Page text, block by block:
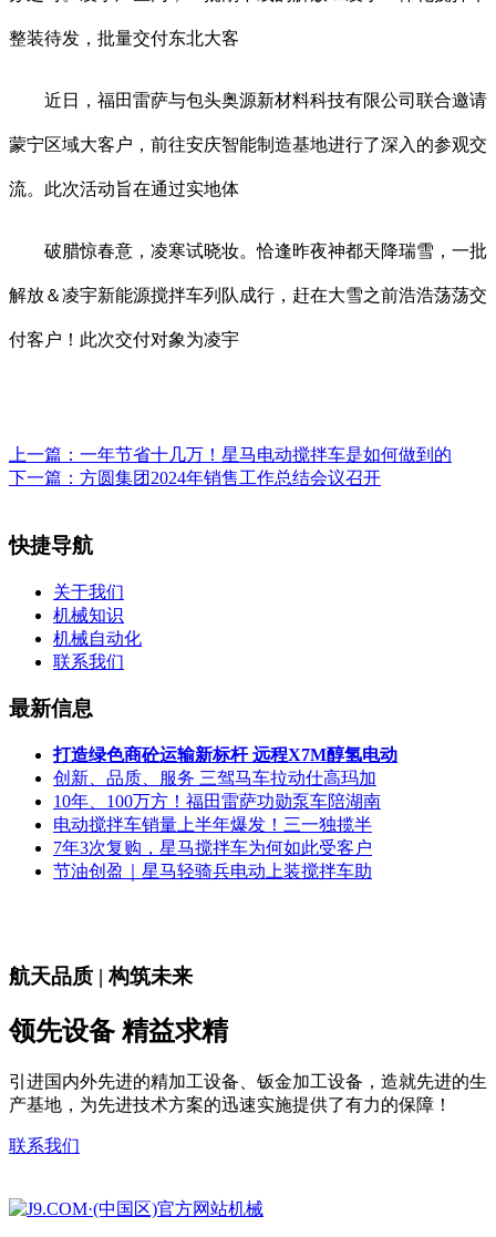
整装待发，批量交付东北大客
近日，福田雷萨与包头奥源新材料科技有限公司联合邀请
蒙宁区域大客户，前往安庆智能制造基地进行了深入的参观交
流。此次活动旨在通过实地体
破腊惊春意，凌寒试晓妆。恰逢昨夜神都天降瑞雪，一批
解放＆凌宇新能源搅拌车列队成行，赶在大雪之前浩浩荡荡交
付客户！此次交付对象为凌宇
上一篇： 一年节省十几万！星马电动搅拌车是如何做到的
下一篇： 方圆集团2024年销售工作总结会议召开
快捷导航
关于我们
机械知识
机械自动化
联系我们
最新信息
打造绿色商砼运输新标杆 远程X7M醇氢电动
创新、品质、服务 三驾马车拉动仕高玛加
10年、100万方！福田雷萨功勋泵车陪湖南
电动搅拌车销量上半年爆发！三一独揽半
7年3次复购，星马搅拌车为何如此受客户
节油创盈｜星马轻骑兵电动上装搅拌车助
航天品质 | 构筑未来
领先设备 精益求精
引进国内外先进的精加工设备、钣金加工设备，造就先进的生
产基地，为先进技术方案的迅速实施提供了有力的保障！
联系我们